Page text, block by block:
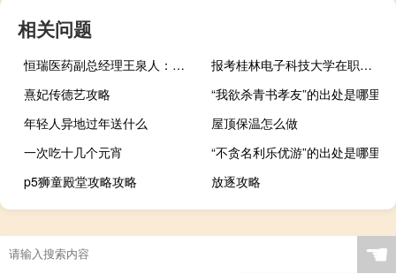
相关问题
恒瑞医药副总经理王泉人：从三方面对GLP-1类药物差异化布局
报考桂林电子科技大学在职研究生流程有什么
熹妃传德艺攻略
“我欲杀青书孝友”的出处是哪里
年轻人异地过年送什么
屋顶保温怎么做
一次吃十几个元宵
“不贪名利乐优游”的出处是哪里
p5狮童殿堂攻略攻略
放逐攻略
☚